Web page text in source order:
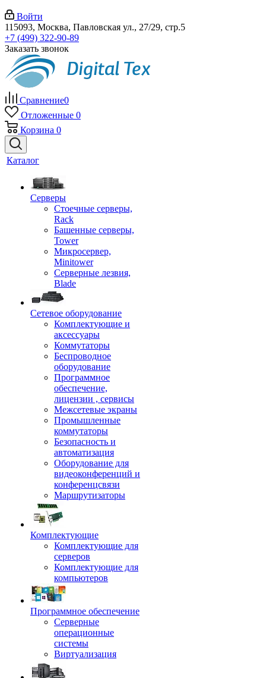
Войти
115093, Москва, Павловская ул., 27/29, стр.5
+7 (499) 322-90-89
Заказать звонок
Сравнение0
Отложенные 0
Корзина 0
Каталог
Серверы
Стоечные серверы,
Rack
Башенные серверы,
Tower
Микросервер,
Minitower
Серверные лезвия,
Blade
Сетевое оборудование
Комплектующие и
аксессуары
Коммутаторы
Беспроводное
оборудование
Программное
обеспечение,
лицензии , сервисы
Межсетевые экраны
Промышленные
коммутаторы
Безопасность и
автоматизация
Оборудование для
видеоконференций и
конференцсвязи
Маршрутизаторы
Комплектующие
Комплектующие для
серверов
Комплектующие для
компьютеров
Программное обеспечение
Серверные
операционные
системы
Виртуализация